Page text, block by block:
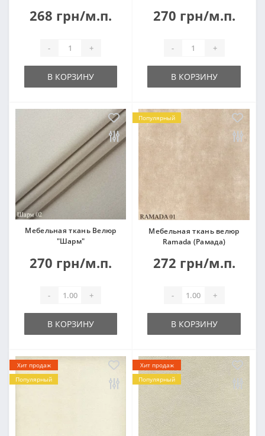
268 грн/м.п.
- +
В КОРЗИНУ
270 грн/м.п.
- +
В КОРЗИНУ
Мебельная ткань Велюр
"Шарм"
270 грн/м.п.
- +
В КОРЗИНУ
Популярный
Мебельная ткань велюр
Ramada (Рамада)
272 грн/м.п.
- +
В КОРЗИНУ
Хит продаж
Популярный
Хит продаж
Популярный